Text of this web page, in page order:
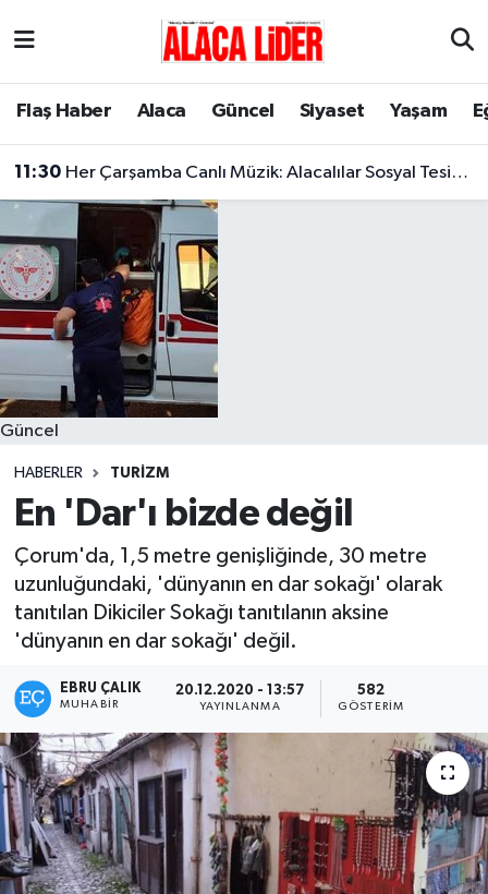
Flaş Haber Alaca Güncel Siyaset Yaşam
11:30 Her Çarşamba Canlı Müzik: Alacalılar Sosyal Tesislerde Buluşuyor!
Güncel
HABERLER TURIZM
En 'Dar'ı bizde değil
Çorum'da, 1,5 metre genişliğinde, 30 metre
uzunluğundaki, 'dünyanın en dar sokağı' olarak
tanıtılan Dikiciler Sokağı tanıtılanın aksine
'dünyanın en dar sokağı' değil.
EBRU ÇALIK
MUHABIR
20.12.2020 - 13:57
YAYINLANMA
582
GÖSTERIM
Çorum Nöbetçi Eczaneler
Çorum Trafik Yoğunluk Haritası
Süper Lig Puan Durumu ve Fikstür
Tüm Manşetler
Son Dakika Haberleri
Haber Arşivi